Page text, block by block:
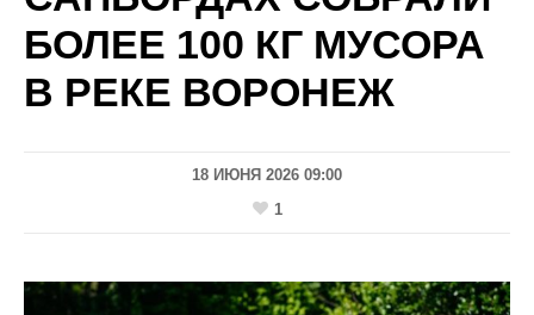
БОЛЕЕ 100 КГ МУСОРА
В РЕКЕ ВОРОНЕЖ
18 ИЮНЯ 2026 09:00
1